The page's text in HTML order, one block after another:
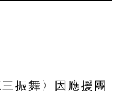
振舞〉因應援團